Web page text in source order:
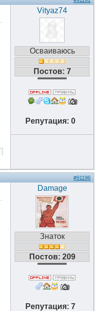
Vityaz74
Осваиваюсь
Постов: 7
Репутация: 0
#91196
Damage
Знаток
Постов: 209
Репутация: 7